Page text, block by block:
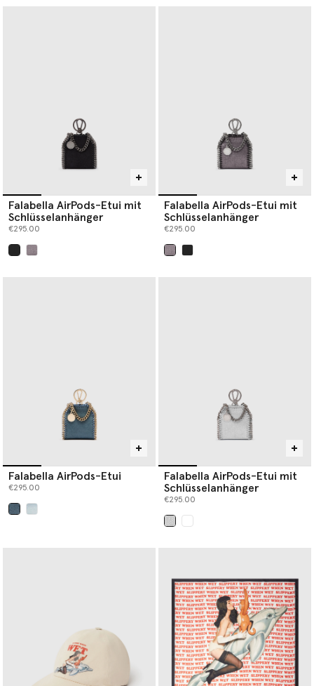
Falabella AirPods-Etui mit
Schlüsselanhänger
€295.00
Falabella AirPods-Etui mit
Schlüsselanhänger
€295.00
Falabella AirPods-Etui
€295.00
Falabella AirPods-Etui mit
Schlüsselanhänger
€295.00